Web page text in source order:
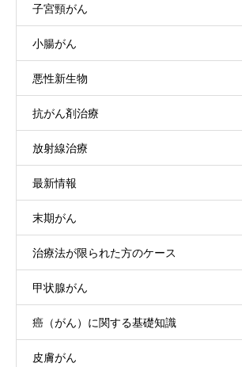
子宮頸がん
小腸がん
悪性新生物
抗がん剤治療
放射線治療
最新情報
末期がん
治療法が限られた方のケース
甲状腺がん
癌（がん）に関する基礎知識
皮膚がん